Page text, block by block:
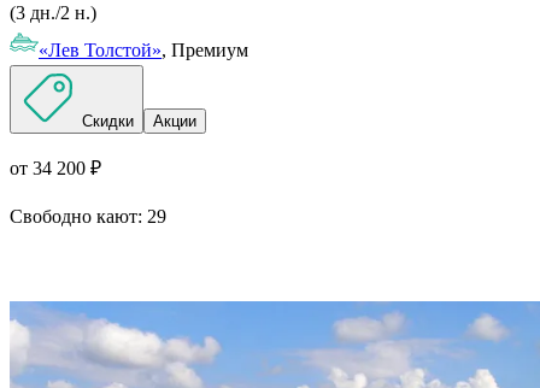
(3 дн./2 н.)
«Лев Толстой», Премиум
Скидки Акции
от 34 200 ₽
Свободно кают: 29